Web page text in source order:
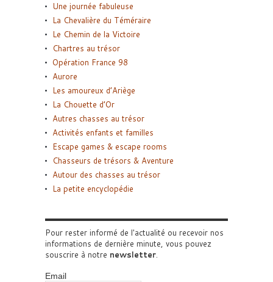
Une journée fabuleuse
La Chevalière du Téméraire
Le Chemin de la Victoire
Chartres au trésor
Opération France 98
Aurore
Les amoureux d’Ariège
La Chouette d’Or
Autres chasses au trésor
Activités enfants et familles
Escape games & escape rooms
Chasseurs de trésors & Aventure
Autour des chasses au trésor
La petite encyclopédie
Pour rester informé de l'actualité ou recevoir nos
informations de dernière minute, vous pouvez
souscrire à notre newsletter.
Email